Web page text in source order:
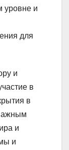
уровне и
для
и
в
в
и
и